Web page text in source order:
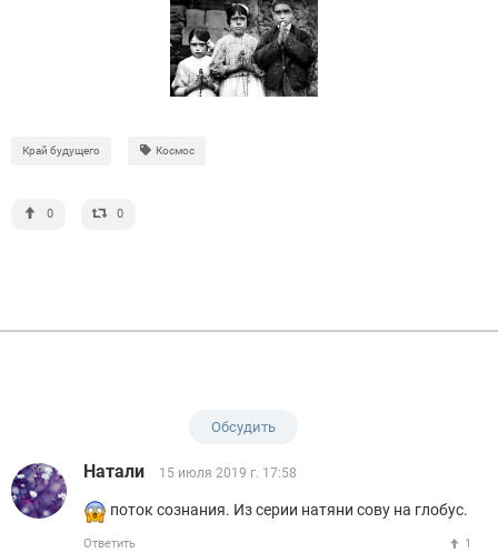
Край будущего Космос
0 0
Обсудить
Натали 15 июля 2019 г. 17:58
поток сознания. Из серии натяни сову на глобус.
Ответить 1